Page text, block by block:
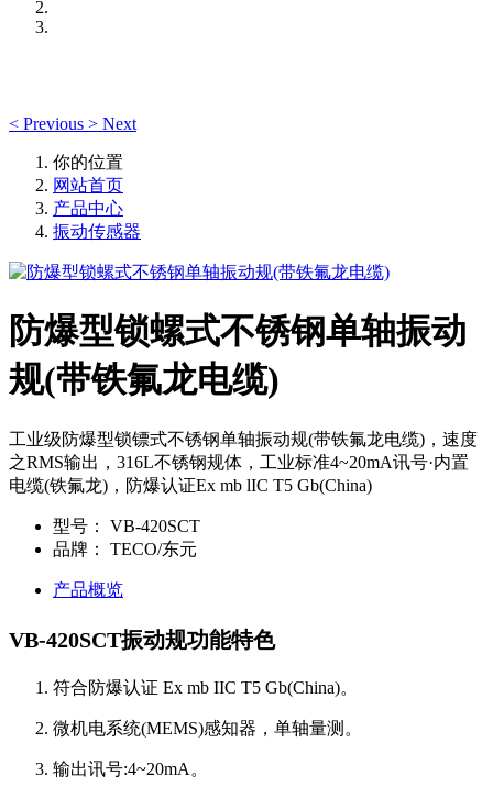
< Previous > Next
你的位置
网站首页
产品中心
振动传感器
防爆型锁螺式不锈钢单轴振动
规(带铁氟龙电缆)
工业级防爆型锁镖式不锈钢单轴振动规(带铁氟龙电缆)，速度
之RMS输出，316L不锈钢规体，工业标准4~20mA讯号·内置
电缆(铁氟龙)，防爆认证Ex mb lIC T5 Gb(China)
型号：
VB-420SCT
品牌：
TECO/东元
产品概览
VB-420SCT振动规功能特色
符合防爆认证 Ex mb IIC T5 Gb(China)。
微机电系统(MEMS)感知器，单轴量测。
输出讯号:4~20mA。